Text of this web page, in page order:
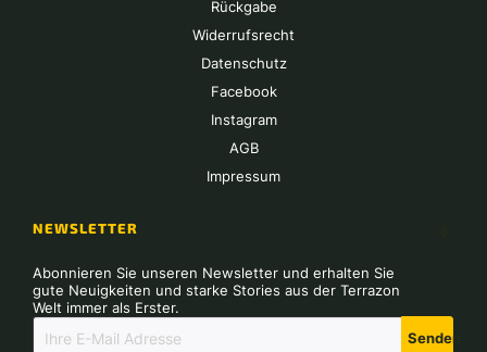
Rückgabe
Widerrufsrecht
Datenschutz
Facebook
Instagram
AGB
Impressum
NEWSLETTER
Abonnieren Sie unseren Newsletter und erhalten Sie
gute Neuigkeiten und starke Stories aus der Terrazon
Welt immer als Erster.
Senden